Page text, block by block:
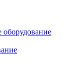
оборудование